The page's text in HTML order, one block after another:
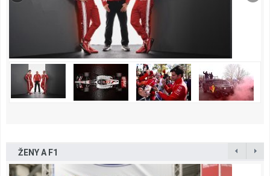
ŽENY A F1